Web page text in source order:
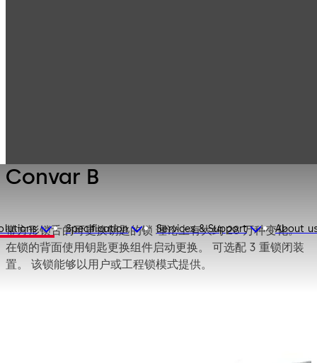
Specification Services & Support About
Convar B
带方形锁舌的可更换钥匙的锁 理论上有大约 28 万种变化。
在锁的背面使用钥匙更换组件启动更换。 可选配 3 重锁闭装
置。 该锁能够以用户或工程锁模式提供。